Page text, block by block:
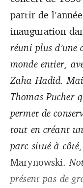
partir de
inauguration
réuni plus d’une
monde entier,
Zaha Hadid.
Thomas Pucher
permet de
tout en créant
parc situé à côté
Marynowski.
présent pas de